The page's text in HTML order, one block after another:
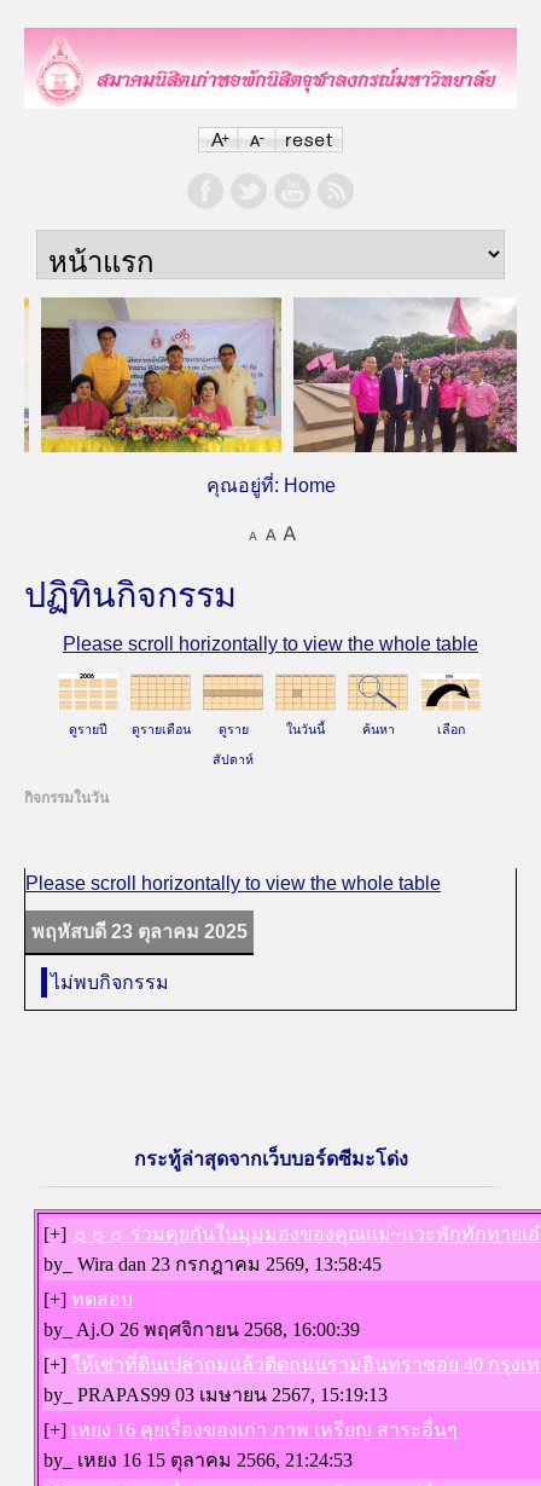
คุณอยู่ที่: Home
ปฏิทินกิจกรรม
ดูรายปี ดูรายเดือน ดูราย
สัปดาห์
ในวันนี้ ค้นหา เลือก
กิจกรรมในวัน
พฤหัสบดี 23 ตุลาคม 2025
ไม่พบกิจกรรม
กระทู้ล่าสุดจากเว็บบอร์ดซีมะโด่ง